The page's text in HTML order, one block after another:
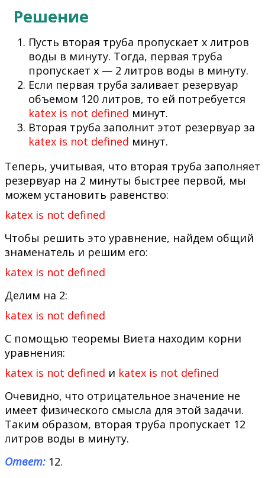
Решение
Пусть вторая труба пропускает x литров
воды в минуту. Тогда, первая труба
пропускает x — 2 литров воды в минуту.
Если первая труба заливает резервуар
объемом 120 литров, то ей потребуется
katex is not defined минут.
Вторая труба заполнит этот резервуар за
katex is not defined минут.
Теперь, учитывая, что вторая труба заполняет
резервуар на 2 минуты быстрее первой, мы
можем установить равенство:
katex is not defined
Чтобы решить это уравнение, найдем общий
знаменатель и решим его:
katex is not defined
Делим на 2:
katex is not defined
С помощью теоремы Виета находим корни
уравнения:
katex is not defined и katex is not defined
Очевидно, что отрицательное значение не
имеет физического смысла для этой задачи.
Таким образом, вторая труба пропускает 12
литров воды в минуту.
Ответ: 12.